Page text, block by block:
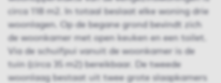
circa 118 m2. In totaal beslaat elke woning drie
woonlagen. Op de begane grond bevindt zich
de woonkamer met open keuken en een toilet.
Via de schuifpui vanuit de woonkamer is de
tuin (circa 35 m2) bereikbaar. De tweede
woonlaag bestaat uit twee grote slaapkamers